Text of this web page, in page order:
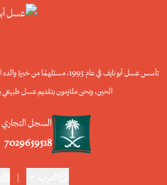
تأسس عسل أبو نايف في عام 1993،
الحين، ونحن ملتزمون بتقديم عسل
السجل التجاري
7029659518
|